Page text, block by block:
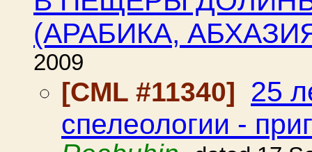
(АРАБИКА,
2009
[CML #11340] 25
спелеологии -